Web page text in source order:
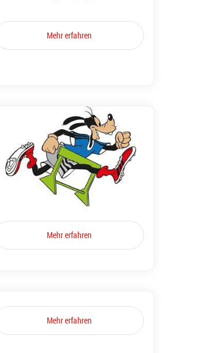
Mehr erfahren
Mehr erfahren
Mehr erfahren